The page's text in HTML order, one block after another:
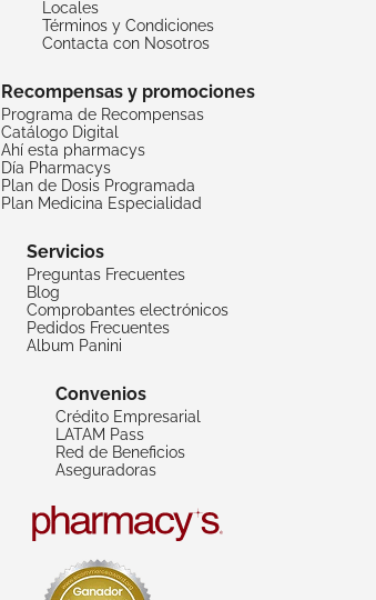
Locales
Términos y Condiciones
Contacta con Nosotros
Recompensas y promociones
Programa de Recompensas
Catálogo Digital
Ahí esta pharmacys
Día Pharmacys
Plan de Dosis Programada
Plan Medicina Especialidad
Servicios
Preguntas Frecuentes
Blog
Comprobantes electrónicos
Pedidos Frecuentes
Album Panini
Convenios
Crédito Empresarial
LATAM Pass
Red de Beneficios
Aseguradoras